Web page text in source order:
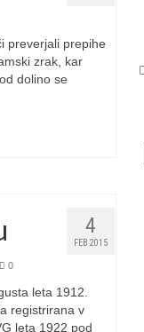
preverjali prepihe
zrak, kar
dolino se
4
FEB 2015
0
leta 1912.
registrirana v
leta 1922 pod